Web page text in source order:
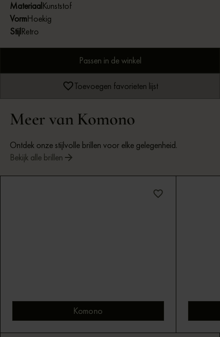
MateriaalKunststof
VormHoekig
StijlRetro
Passen in de winkel
Toevoegen favorieten lijst
Meer van Komono
Ontdek onze stijlvolle brillen voor elke gelegenheid.
Bekijk alle brillen
Komono
Bekijk montuur